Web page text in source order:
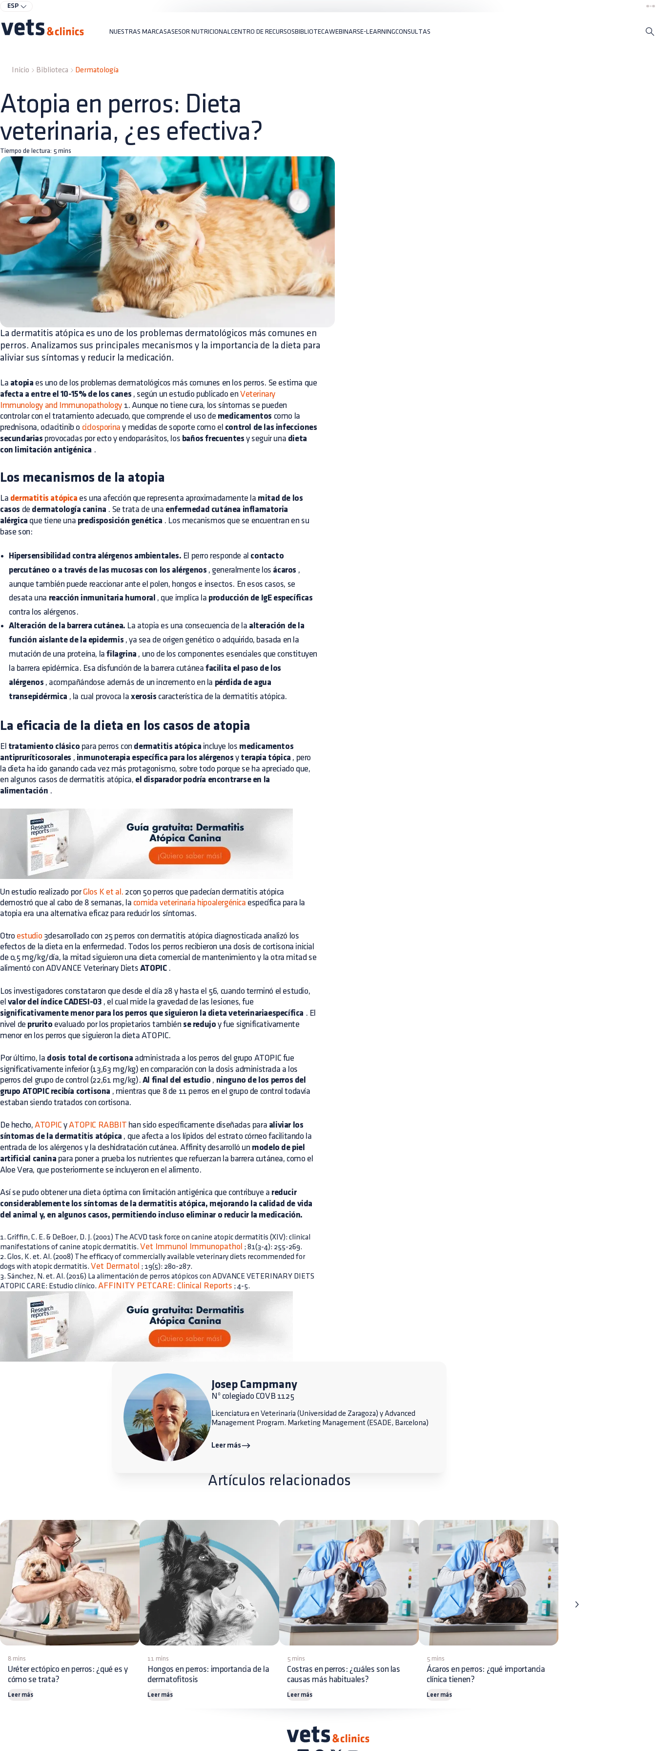
ESP
NUESTRAS MARCASASESOR NUTRICIONAL CENTRO DE RECURSOSBIBLIOTECAWEBINARSE-LEARNINGCONSULTAS
Inicio Biblioteca Dermatología
Atopia en perros: Dieta
veterinaria, ¿es efectiva?
Tiempo de lectura: 5 mins
La dermatitis atópica es uno de los problemas dermatológicos más comunes en
perros. Analizamos sus principales mecanismos y la importancia de la dieta para
aliviar sus síntomas y reducir la medicación.
La atopia es uno de los problemas dermatológicos más comunes en los perros. Se estima que
afecta a entre el 10-15% de los canes , según un estudio publicado enVeterinary
Immunology and Immunopathology 1. Aunque no tiene cura, los síntomas se pueden
controlar con el tratamiento adecuado, que comprende el uso de medicamentos como la
prednisona, oclacitinib o ciclosporina y medidas de soporte como el control de las infecciones
secundarias provocadas por ecto y endoparásitos, los baños frecuentes y seguir una dieta
con limitación antigénica .
Los mecanismos de la atopia
La dermatitis atópica es una afección que representa aproximadamente la mitad de los
casos de dermatología canina . Se trata de una enfermedad cutánea inflamatoria
alérgica que tiene una predisposición genética . Los mecanismos que se encuentran en su
base son:
Hipersensibilidad contra alérgenos ambientales. El perro responde al contacto
percutáneo o a través de las mucosas con los alérgenos , generalmente los ácaros ,
aunque también puede reaccionar ante el polen, hongos e insectos. En esos casos, se
desata una reacción inmunitaria humoral , que implica la producción de IgE específicas
contra los alérgenos.
Alteración de la barrera cutánea. La atopia es una consecuencia de la alteración de la
función aislante de la epidermis , ya sea de origen genético o adquirido, basada en la
mutación de una proteína, lafilagrina , uno de los componentes esenciales que constituyen
la barrera epidérmica. Esa disfunción de la barrera cutáneafacilita el paso de los
alérgenos , acompañándose además de un incremento en la pérdida de agua
transepidérmica , la cual provoca laxerosis característica de la dermatitis atópica.
La eficacia de la dieta en los casos de atopia
El tratamiento clásico para perros con dermatitis atópica incluye los medicamentos
antipruríticosorales , inmunoterapia específica para los alérgenos y terapia tópica , pero
la dieta ha ido ganando cada vez más protagonismo, sobre todo porque se ha apreciado que,
en algunos casos de dermatitis atópica, el disparador podría encontrarse en la
alimentación .
Un estudio realizado por Glos K et al. 2con 50 perros que padecían dermatitis atópica
demostró que al cabo de 8 semanas, la comida veterinaria hipoalergénica específica para la
atopia era una alternativa eficaz para reducir los síntomas.
Otro estudio 3desarrollado con 25 perros con dermatitis atópica diagnosticada analizó los
efectos de la dieta en la enfermedad. Todos los perros recibieron una dosis de cortisona inicial
de 0,5 mg/kg/día, la mitad siguieron una dieta comercial de mantenimiento y la otra mitad se
alimentó con ADVANCE Veterinary Diets ATOPIC.
Los investigadores constataron que desde el día 28 y hasta el 56, cuando terminó el estudio,
el valor del índice CADESI-03 , el cual mide la gravedad de las lesiones, fue
significativamente menor para los perros que siguieron la dieta veterinariaespecífica . El
nivel de prurito evaluado por los propietarios también se redujo y fue significativamente
menor en los perros que siguieron la dieta ATOPIC.
Por último, la dosis total de cortisona administrada a los perros del grupo ATOPIC fue
significativamente inferior (13,63 mg/kg) en comparación con la dosis administrada a los
perros del grupo de control (22,61 mg/kg). Al final del estudio , ninguno de los perros del
grupo ATOPIC recibía cortisona , mientras que 8 de 11 perros en el grupo de control todavía
estaban siendo tratados con cortisona.
De hecho, ATOPIC y ATOPIC RABBIT han sido específicamente diseñadas para aliviar los
síntomas de la dermatitis atópica , que afecta a los lípidos del estrato córneo facilitando la
entrada de los alérgenos y la deshidratación cutánea. Affinity desarrolló un modelo de piel
artificial canina para poner a prueba los nutrientes que refuerzan la barrera cutánea, como el
Aloe Vera, que posteriormente se incluyeron en el alimento.
Así se pudo obtener una dieta óptima con limitación antigénica que contribuye a reducir
considerablemente los síntomas de la dermatitis atópica, mejorando la calidad de vida
del animal y, en algunos casos, permitiendo incluso eliminar o reducir la medicación.
1. Griffin, C. E. & DeBoer, D. J. (2001) The ACVD task force on canine atopic dermatitis (XIV): clinical
manifestations of canine atopic dermatitis. Vet Immunol Immunopathol ; 81(3-4): 255-269.
2. Glos, K. et. Al. (2008) The efficacy of commercially available veterinary diets recommended for
dogs with atopic dermatitis. Vet Dermatol ; 19(5): 280-287.
3. Sánchez, N. et. Al. (2016) La alimentación de perros atópicos con ADVANCE VETERINARY DIETS
ATOPIC CARE: Estudio clínico. AFFINITY PETCARE: Clinical Reports ; 4-5.
Josep Campmany
Nº colegiado COVB 1125
Licenciatura en Veterinaria (Universidad de Zaragoza) y Advanced
Management Program. Marketing Management (ESADE, Barcelona)
Leer más
Artículos relacionados
8 mins
Uréter ectópico en perros: ¿qué es y
cómo se trata?
Leer más
11 mins
Hongos en perros: importancia de la
dermatofitosis
Leer más
5 mins
Costras en perros: ¿cuáles son las
causas más habituales?
Leer más
5 mins
Ácaros en perros: ¿qué importancia
clínica tienen?
Leer más